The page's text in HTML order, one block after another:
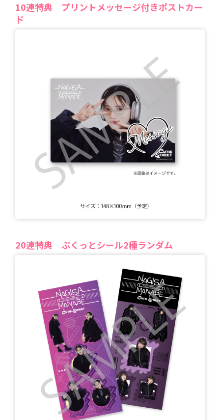
10連特典 プリントメッセージ付きポストカー
ド
20連特典 ぷくっとシール2種ランダム